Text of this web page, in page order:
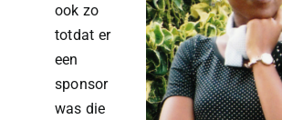
ook zo
totdat er
een
sponsor
was die